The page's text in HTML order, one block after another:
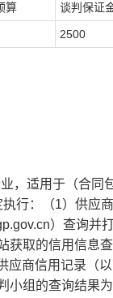
算 谈判保证
2500
，适用于（合同
行：（1）供应
）查询并
获取的信用信息
应商信用记录（
小组的查询结果